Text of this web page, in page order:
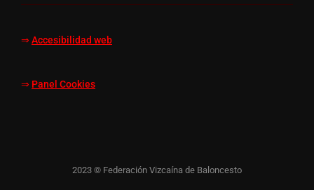
⇒ Accesibilidad web
⇒ Panel Cookies
2023 © Federación Vizcaína de Baloncesto